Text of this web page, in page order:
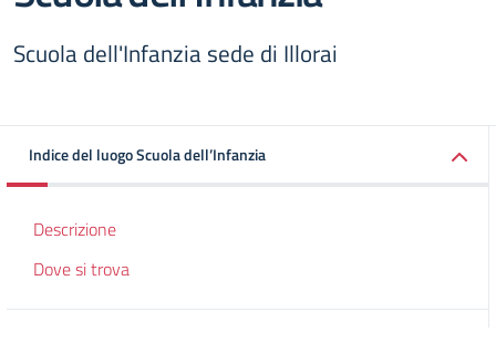
Scuola dell'Infanzia sede di Illorai
Indice del luogo Scuola dell’Infanzia
Descrizione
Dove si trova